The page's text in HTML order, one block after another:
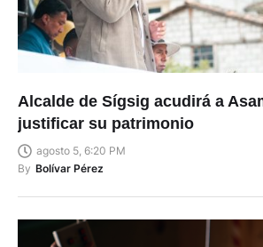
Alcalde de Sígsig acudirá a
justificar su patrimonio
agosto 5, 6:20 PM
By Bolívar Pérez